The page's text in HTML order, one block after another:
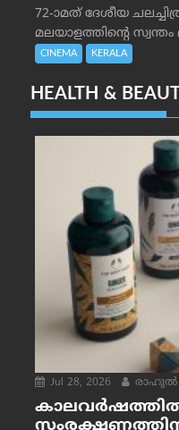
72-ാമത് ദേശീയ
മലയാളത്തിന്റെ സ്വന്തം
CINEMA KERALA
HEALTH &
Jul 28, 2026 രാഹുല്‍
കാലവർഷത്തിൽ